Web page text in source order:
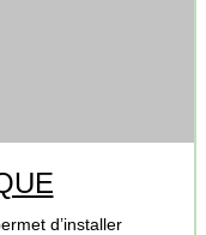
d’installer